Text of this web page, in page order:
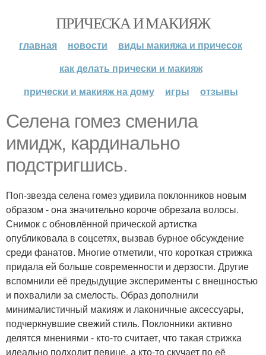
ПРИЧЕСКА И МАКИЯЖ
главная новости
виды макияжа и причесок
как делать прически и макияж
прически и макияж на дому
игры отзывы
Селена гомез сменила
имидж, кардинально
подстригшись.
Поп-звезда селена гомез удивила поклонников новым
образом - она значительно короче обрезала волосы.
Снимок с обновлённой прической артистка
опубликовала в соцсетях, вызвав бурное обсуждение
среди фанатов. Многие отметили, что короткая стрижка
придала ей больше современности и дерзости. Другие
вспомнили её предыдущие эксперименты с внешностью
и похвалили за смелость. Образ дополнили
минималистичный макияж и лаконичные аксессуары,
подчеркнувшие свежий стиль. Поклонники активно
делятся мнениями - кто-то считает, что такая стрижка
идеально подходит певице, а кто-то скучает по её